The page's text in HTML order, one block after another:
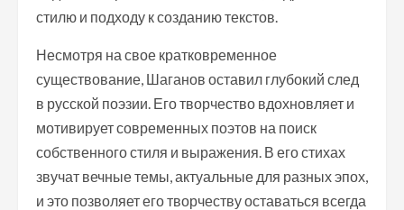
стилю и подходу к созданию текстов.
Несмотря на свое кратковременное
существование, Шаганов оставил глубокий след
в русской поэзии. Его творчество вдохновляет и
мотивирует современных поэтов на поиск
собственного стиля и выражения. В его стихах
звучат вечные темы, актуальные для разных эпох,
и это позволяет его творчеству оставаться всегда